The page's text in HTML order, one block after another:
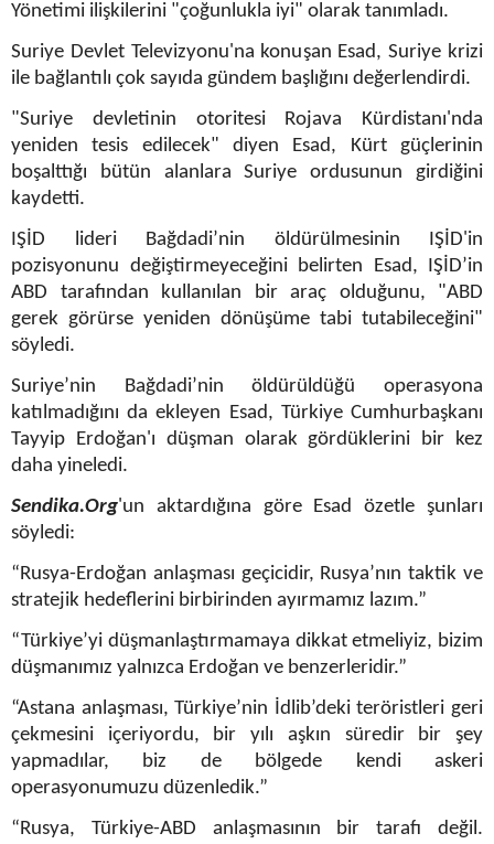
Yönetimi ilişkilerini "çoğunlukla iyi" olarak tanımladı.
Suriye Devlet Televizyonu'na konuşan Esad, Suriye krizi
ile bağlantılı çok sayıda gündem başlığını değerlendirdi.
"Suriye devletinin otoritesi Rojava Kürdistanı'nda
yeniden tesis edilecek" diyen Esad, Kürt güçlerinin
boşalttığı bütün alanlara Suriye ordusunun girdiğini
kaydetti.
IŞİD lideri Bağdadi’nin öldürülmesinin IŞİD'in
pozisyonunu değiştirmeyeceğini belirten Esad, IŞİD’in
ABD tarafından kullanılan bir araç olduğunu, "ABD
gerek görürse yeniden dönüşüme tabi tutabileceğini"
söyledi.
Suriye’nin Bağdadi’nin öldürüldüğü operasyona
katılmadığını da ekleyen Esad, Türkiye Cumhurbaşkanı
Tayyip Erdoğan'ı düşman olarak gördüklerini bir kez
daha yineledi.
Sendika.Org'un aktardığına göre Esad özetle şunları
söyledi:
“Rusya-Erdoğan anlaşması geçicidir, Rusya’nın taktik ve
stratejik hedeflerini birbirinden ayırmamız lazım.”
“Türkiye’yi düşmanlaştırmamaya dikkat etmeliyiz, bizim
düşmanımız yalnızca Erdoğan ve benzerleridir.”
“Astana anlaşması, Türkiye’nin İdlib’deki teröristleri geri
çekmesini içeriyordu, bir yılı aşkın süredir bir şey
yapmadılar, biz de bölgede kendi askeri
operasyonumuzu düzenledik.”
“Rusya, Türkiye-ABD anlaşmasının bir tarafı değil.